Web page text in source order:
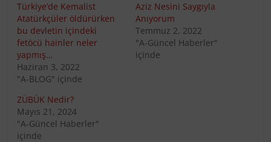
Türkiye’de Kemalist
Atatürkçüler öldürürken
bu devletin içindeki
fetöcü hainler neler
yapmış…
Haziran 3, 2022
"A-BLOG" içinde
Aziz Nesini Saygıyla
Anıyorum
Temmuz 2, 2022
"A-Güncel Haberler"
içinde
ZÜBÜK Nedir?
Mayıs 21, 2024
"A-Güncel Haberler"
içinde